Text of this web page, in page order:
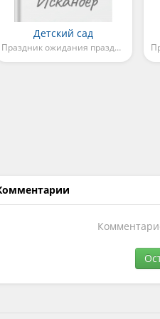
Детский сад
Праздник ожидания праздника